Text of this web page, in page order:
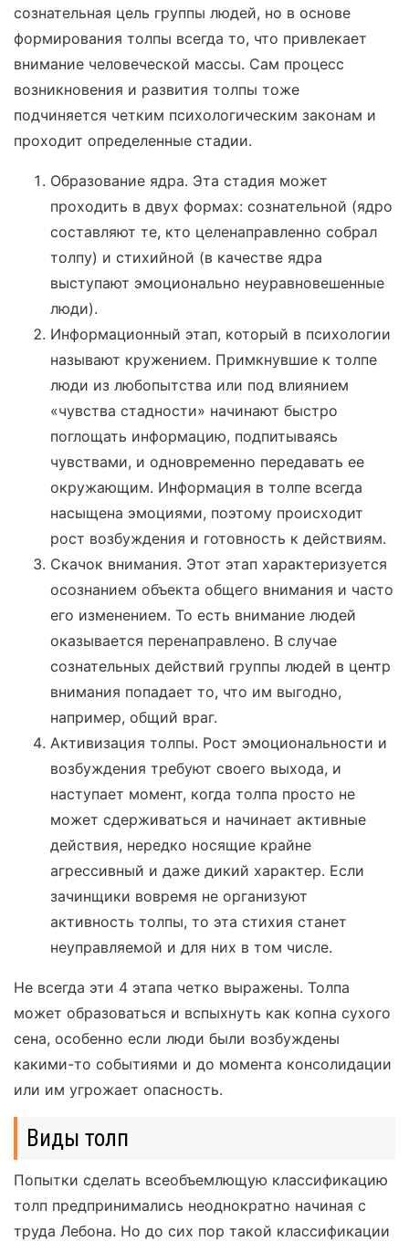
сознательная цель группы людей, но в основе
формирования толпы всегда то, что привлекает
внимание человеческой массы. Сам процесс
возникновения и развития толпы тоже
подчиняется четким психологическим законам и
проходит определенные стадии.
Образование ядра. Эта стадия может
проходить в двух формах: сознательной (ядро
составляют те, кто целенаправленно собрал
толпу) и стихийной (в качестве ядра
выступают эмоционально неуравновешенные
люди).
Информационный этап, который в психологии
называют кружением. Примкнувшие к толпе
люди из любопытства или под влиянием
«чувства стадности» начинают быстро
поглощать информацию, подпитываясь
чувствами, и одновременно передавать ее
окружающим. Информация в толпе всегда
насыщена эмоциями, поэтому происходит
рост возбуждения и готовность к действиям.
Скачок внимания. Этот этап характеризуется
осознанием объекта общего внимания и часто
его изменением. То есть внимание людей
оказывается перенаправлено. В случае
сознательных действий группы людей в центр
внимания попадает то, что им выгодно,
например, общий враг.
Активизация толпы. Рост эмоциональности и
возбуждения требуют своего выхода, и
наступает момент, когда толпа просто не
может сдерживаться и начинает активные
действия, нередко носящие крайне
агрессивный и даже дикий характер. Если
зачинщики вовремя не организуют
активность толпы, то эта стихия станет
неуправляемой и для них в том числе.
Не всегда эти 4 этапа четко выражены. Толпа
может образоваться и вспыхнуть как копна сухого
сена, особенно если люди были возбуждены
какими-то событиями и до момента консолидации
или им угрожает опасность.
Виды толп
Попытки сделать всеобъемлющую классификацию
толп предпринимались неоднократно начиная с
труда Лебона. Но до сих пор такой классификации